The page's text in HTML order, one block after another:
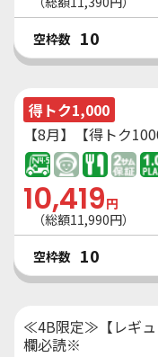
空枠数 10
得トク1,000
【8月】【得トク
10,419円
（総額11,990円）
空枠数 10
≪4B限定≫【レギ
欄必読※